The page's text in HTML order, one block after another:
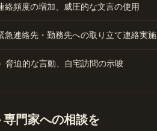
絡頻度の増加、威圧的な文言の使用
急連絡先・勤務先への取り立て連絡実施
脅迫的な言動、自宅訪問の示唆
門家への相談を